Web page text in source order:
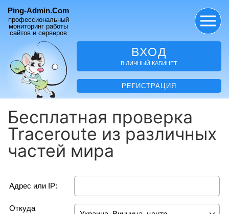
Ping-Admin.Com
профессиональный
мониторинг работы
сайтов и серверов
ВХОД
В ЛИЧНЫЙ КАБИНЕТ
РЕГИСТРАЦИЯ
Бесплатная проверка
Traceroute из различных
частей мира
Адрес или IP:
Откуда